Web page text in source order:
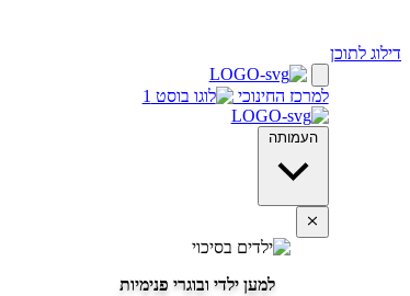
דילוג לתוכן
למרכז החינוכי
העמותה
למען ילדי ובוגרי פנימיות